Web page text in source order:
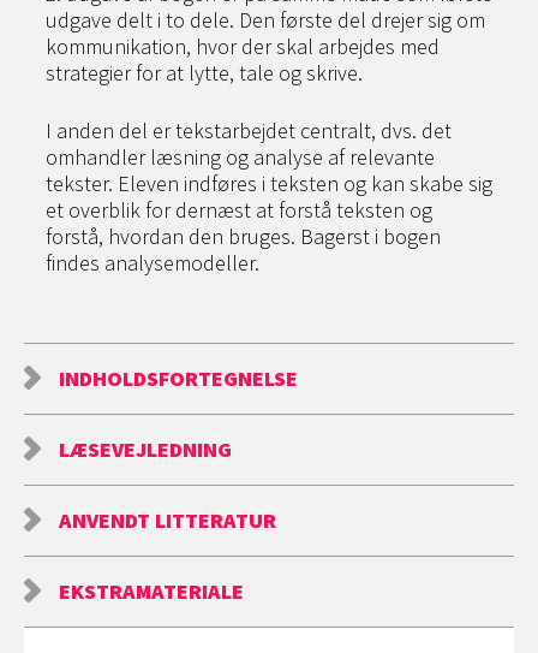
udgave delt i to dele. Den første del drejer sig om
kommunikation, hvor der skal arbejdes med
strategier for at lytte, tale og skrive.
I anden del er tekstarbejdet centralt, dvs. det
omhandler læsning og analyse af relevante
tekster. Eleven indføres i teksten og kan skabe sig
et overblik for dernæst at forstå teksten og
forstå, hvordan den bruges. Bagerst i bogen
findes analysemodeller.
INDHOLDSFORTEGNELSE
LÆSEVEJLEDNING
ANVENDT LITTERATUR
EKSTRAMATERIALE